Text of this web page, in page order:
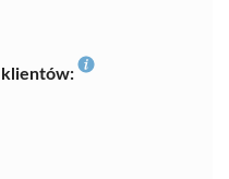
klientów: